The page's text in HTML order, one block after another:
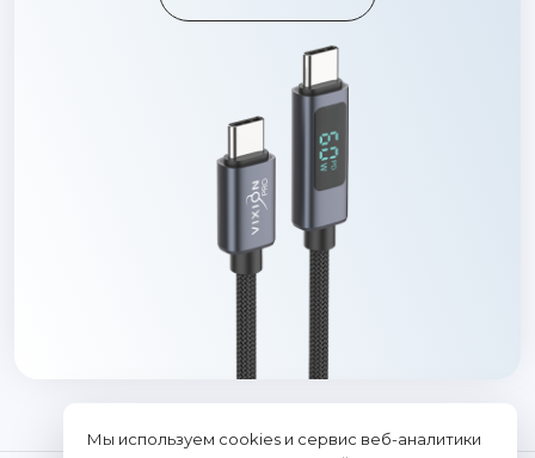
Мы используем cookies и сервис веб-аналитики